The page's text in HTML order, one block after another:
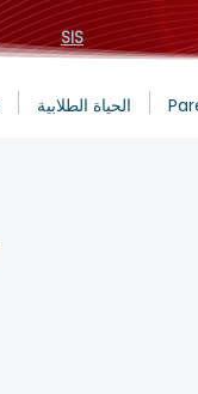
SIS
الحياة الطلابية